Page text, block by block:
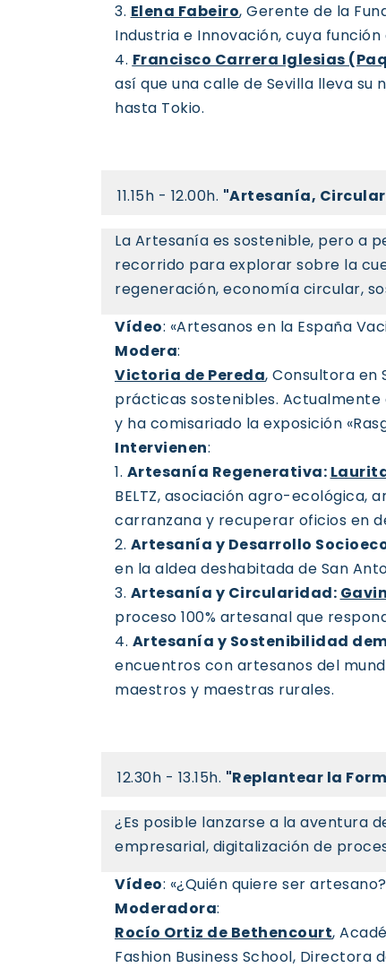
3. Elena Fabeiro, Gerente de la
Industria e Innovación, cuya
4. Francisco Carrera Iglesias
así que una calle de Sevilla lleva
hasta Tokio.
11.15h - 12.00h. "Artesanía,
La Artesanía es sostenible, pero a
recorrido para explorar sobre la
regeneración, economía circular,
Vídeo: «Artesanos en la España
Modera:
Victoria de Pereda, Consultora en
prácticas sostenibles. Actualmente
y ha comisariado la exposición
Intervienen:
1. Artesanía Regenerativa:
BELTZ, asociación agro-
carranzana y recuperar oficios en
2. Artesanía y Desarrollo
en la aldea deshabitada de San
3. Artesanía y Circularidad:
proceso 100% artesanal que
4. Artesanía y Sostenibilidad
encuentros con artesanos del
maestros y maestras rurales.
12.30h - 13.15h. "Replantear la
¿Es posible lanzarse a la aventura
empresarial, digitalización de
Vídeo: «¿Quién quiere ser
Moderadora:
Rocío Ortiz de Bethencourt,
Fashion Business School, Directora